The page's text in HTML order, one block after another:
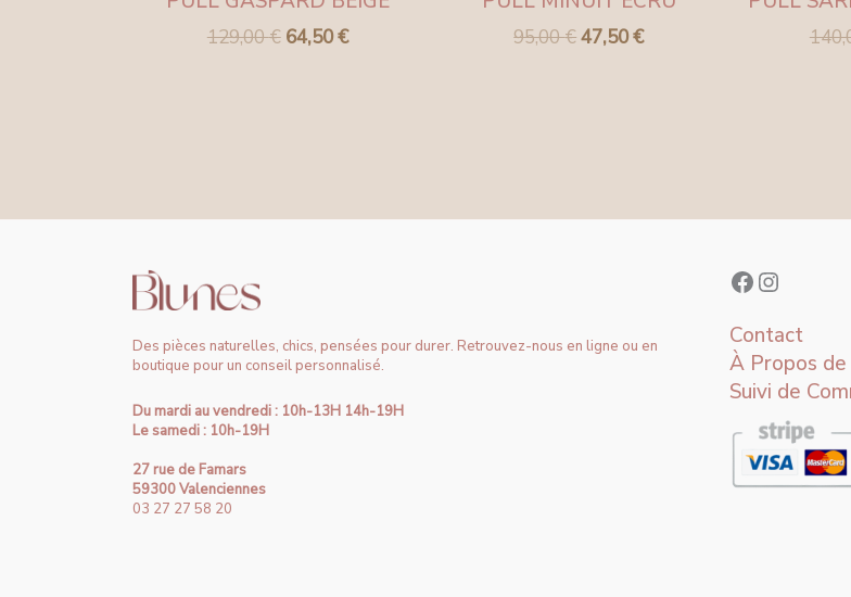
129,00€ 64,50€ 95,00€47,50€
Des pièces naturelles, chics, pensées pour durer. Retrouvez-nous en ligne ou en
boutique pour un conseil personnalisé.
Du mardi au vendredi : 10h-13H 14h-19H
Le samedi : 10h-19H
27 rue de Famars
59300 Valenciennes
03 27 27 58 20
Contact
À Propos
Suivi de